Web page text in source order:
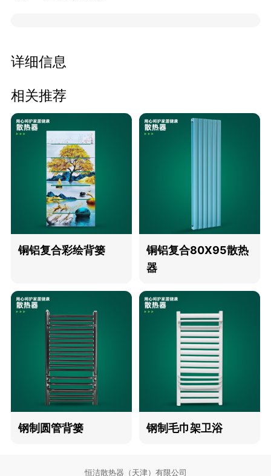
详细信息
相关推荐
铜铝复合彩绘背篓
铜铝复合80X95散热
器
钢制圆管背篓 钢制毛巾架卫浴
恒洁散热器（天津）有限公司